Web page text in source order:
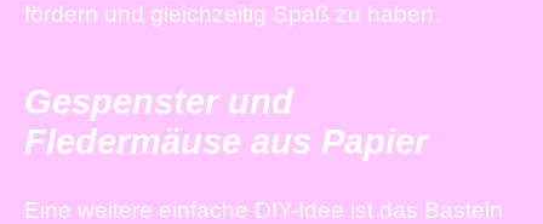
fördern und gleichzeitig Spaß zu haben.
Gespenster und
Fledermäuse aus Papier
Eine weitere einfache DIY-Idee ist das Basteln